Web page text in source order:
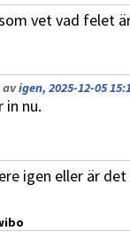
vet vad felet
avigen, 2025-12-05
in nu.
igen eller är